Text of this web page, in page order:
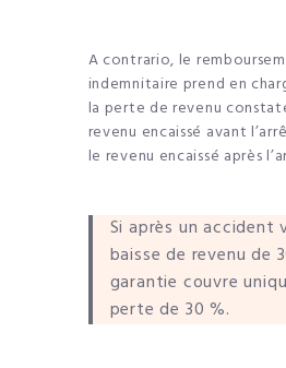
A contrario, le
indemnitaire prend en
la perte de revenu
revenu encaissé avant
le revenu encaissé après
Si après un accident
baisse de revenu de
garantie couvre
perte de 30 %.